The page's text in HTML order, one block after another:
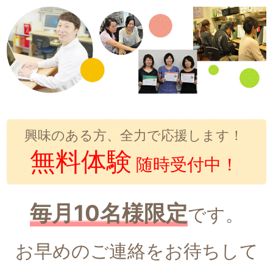
興味のある方、全力で応援します！
無料体験随時受付中！
毎月10名様限定です。
お早めのご連絡をお待ちして